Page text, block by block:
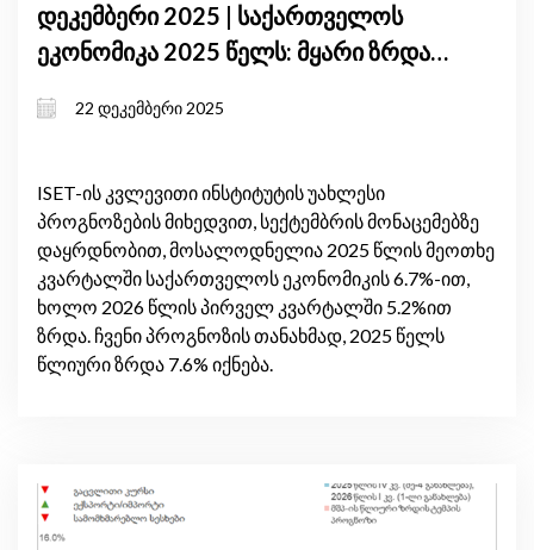
დეკემბერი 2025 | საქართველოს
ეკონომიკა 2025 წელს: მყარი ზრდა,
რისკები
22 დეკემბერი 2025
ISET-ის კვლევითი ინსტიტუტის უახლესი
პროგნოზების მიხედვით, სექტემბრის მონაცემებზე
დაყრდნობით, მოსალოდნელია 2025 წლის მეოთხე
კვარტალში საქართველოს ეკონომიკის 6.7%-ით,
ხოლო 2026 წლის პირველ კვარტალში 5.2%ით
ზრდა. ჩვენი პროგნოზის თანახმად, 2025 წელს
წლიური ზრდა 7.6% იქნება.